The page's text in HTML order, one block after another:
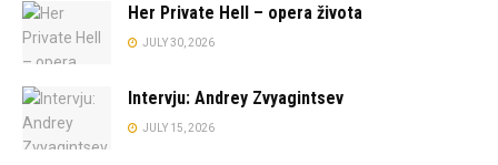
Her Private Hell – opera života
JULY 30, 2026
Intervju: Andrey Zvyagintsev
JULY 15, 2026